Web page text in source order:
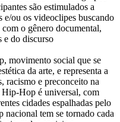
são estimulados a
e/ou os videoclipes buscando
o gênero documental,
e do discurso
movimento social que se
da arte, e representa a
racismo e preconceito na
Hip-Hop é universal, com
cidades espalhadas pelo
nacional tem se tornado cada